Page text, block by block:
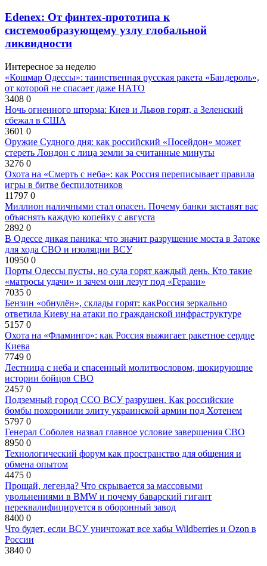
Edenex: От финтех-прототипа к
системообразующему узлу глобальной
ликвидности
Интересное за неделю
«Кошмар Одессы»: таинственная русская ракета «Бандероль»,
от которой не спасает даже НАТО
3408 0
Ночь огненного шторма: Киев и Львов горят, а Зеленский
сбежал в США
3601 0
Оружие Судного дня: как российский «Посейдон» может
стереть Лондон с лица земли за считанные минуты
3276 0
Охота на «Смерть с неба»: как Россия переписывает правила
игры в битве беспилотников
11797 0
Миллион наличными стал опасен. Почему банки заставят вас
объяснять каждую копейку с августа
2892 0
В Одессе дикая паника: что значит разрушение моста в Затоке
для хода СВО и изоляции ВСУ
10950 0
Порты Одессы пусты, но суда горят каждый день. Кто такие
«матросы удачи» и зачем они лезут под «Герани»
7035 0
Бензин «обнулён», склады горят: какРоссия зеркально
ответила Киеву на атаки по гражданской инфраструктуре
5157 0
Охота на «Фламинго»: как Россия выжигает ракетное сердце
Киева
7749 0
Лестница с неба и спасенный молитвословом, шокирующие
истории бойцов СВО
2457 0
Подземный город ССО ВСУ разрушен. Как российские
бомбы похоронили элиту украинской армии под Хотенем
5797 0
Генерал Соболев назвал главное условие завершения СВО
8950 0
Технологический форум как пространство для общения и
обмена опытом
4475 0
Прощай, легенда? Что скрывается за массовыми
увольнениями в BMW и почему баварский гигант
переквалифицируется в оборонный завод
8400 0
Что будет, если ВСУ уничтожат все хабы Wildberries и Ozon в
России
3840 0